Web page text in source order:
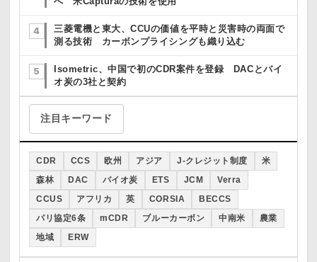
三菱電機と東大、CCUの価値を平時と災害時の両面で
測る技術 カーボンプライシングも織り込む
Isometric、中国で初のCDR案件を登録 DACとバイ
オ炭の3社と契約
注目キーワード
CDR CCS 欧州 アジア J-クレジット制度 米
森林 DAC バイオ炭 ETS JCM Verra
CCUS アフリカ 英 CORSIA BECCS
パリ協定6条 mCDR ブルーカーボン 中南米 農業
地域 ERW